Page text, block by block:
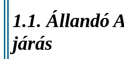
1.1. Állandó
járás